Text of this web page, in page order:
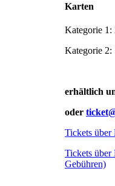
Karten
Kategorie 1:
Kategorie 2:
erhältlich
oder
Tickets über
Tickets über
Gebühren)